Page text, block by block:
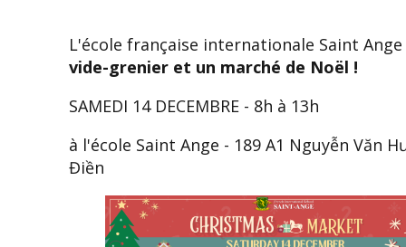
L'école française internationale Saint
vide-grenier et un marché de Noël !
SAMEDI 14 DECEMBRE - 8h à 13h
à l'école Saint Ange - 189 A1 Nguyễn Văn
Điền